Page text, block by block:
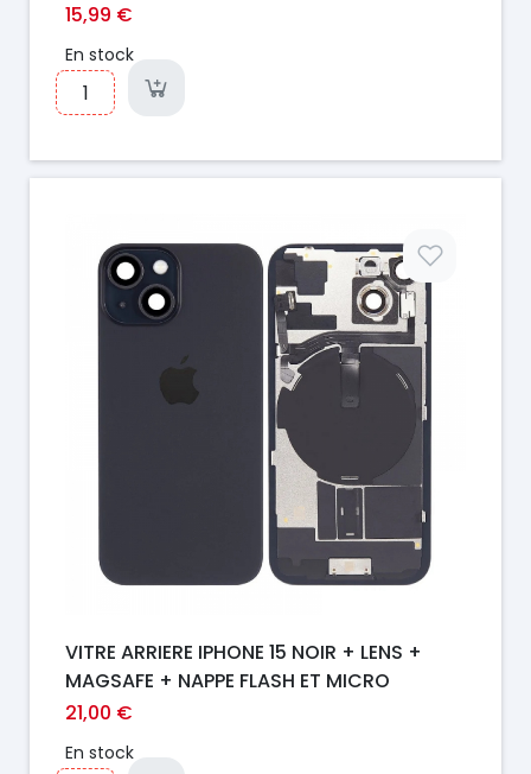
15,99 €
En stock
VITRE ARRIERE IPHONE 15 NOIR + LENS +
MAGSAFE + NAPPE FLASH ET MICRO
21,00 €
En stock